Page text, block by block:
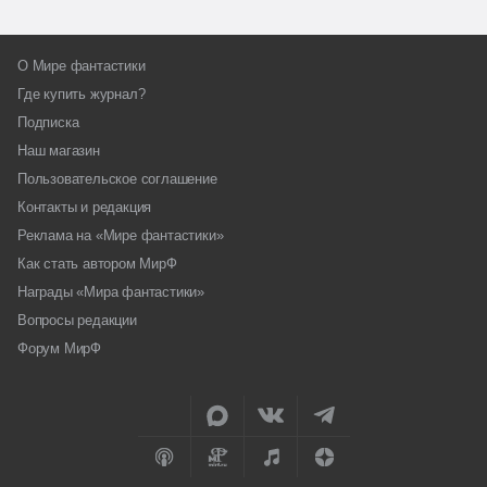
О Мире фантастики
Где купить журнал?
Подписка
Наш магазин
Пользовательское соглашение
Контакты и редакция
Реклама на «Мире фантастики»
Как стать автором МирФ
Награды «Мира фантастики»
Вопросы редакции
Форум МирФ